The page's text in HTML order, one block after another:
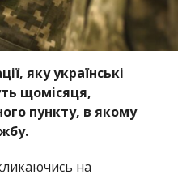
яку українські
щомісяця,
пункту, в якому
на